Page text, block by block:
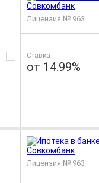
Лицензия № 963
Ставка
от 14.99%
Лицензия № 963